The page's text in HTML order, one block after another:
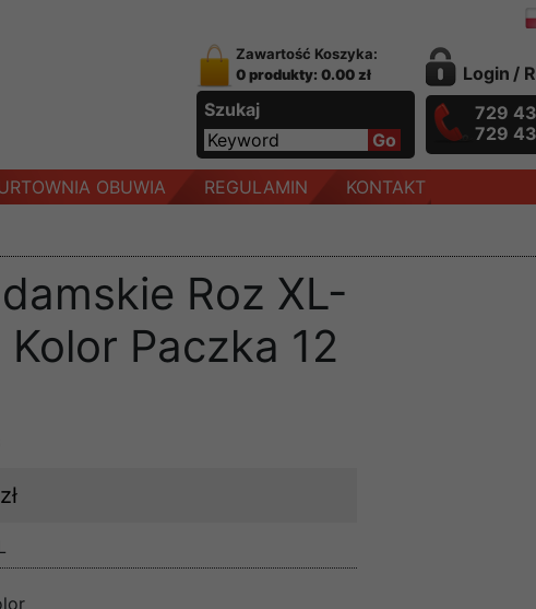
Zawartość Koszyka:
0 produkty: 0.00 zł
Szukaj
Login /
729
729
OBUWIA REGULAMIN KONTAKT
Roz XL-
Paczka 12